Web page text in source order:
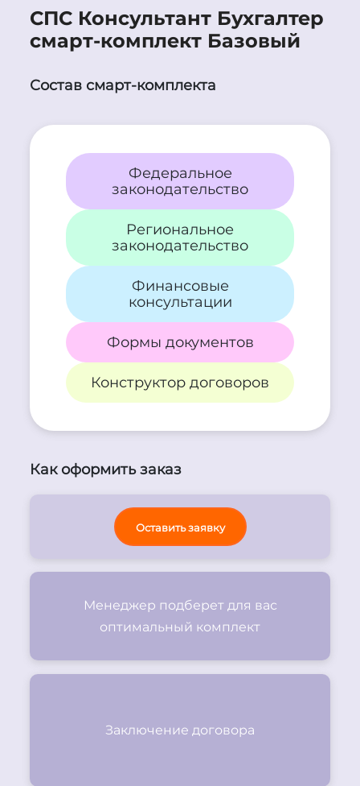
СПС Консультант Бухгалтер
смарт-комплект Базовый
Состав смарт-комплекта
Федеральное
законодательство
Региональное
законодательство
Финансовые
консультации
Формы документов
Конструктор договоров
Как оформить заказ
Оставить заявку
Менеджер подберет для вас
оптимальный комплект
Заключение договора